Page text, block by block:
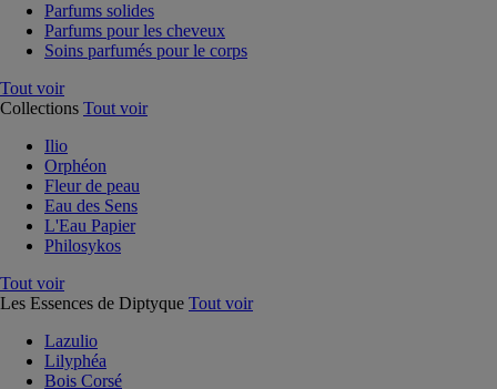
Parfums solides
Parfums pour les cheveux
Soins parfumés pour le corps
Tout voir
Collections Tout voir
Ilio
Orphéon
Fleur de peau
Eau des Sens
L'Eau Papier
Philosykos
Tout voir
Les Essences de Diptyque Tout voir
Lazulio
Lilyphéa
Bois Corsé